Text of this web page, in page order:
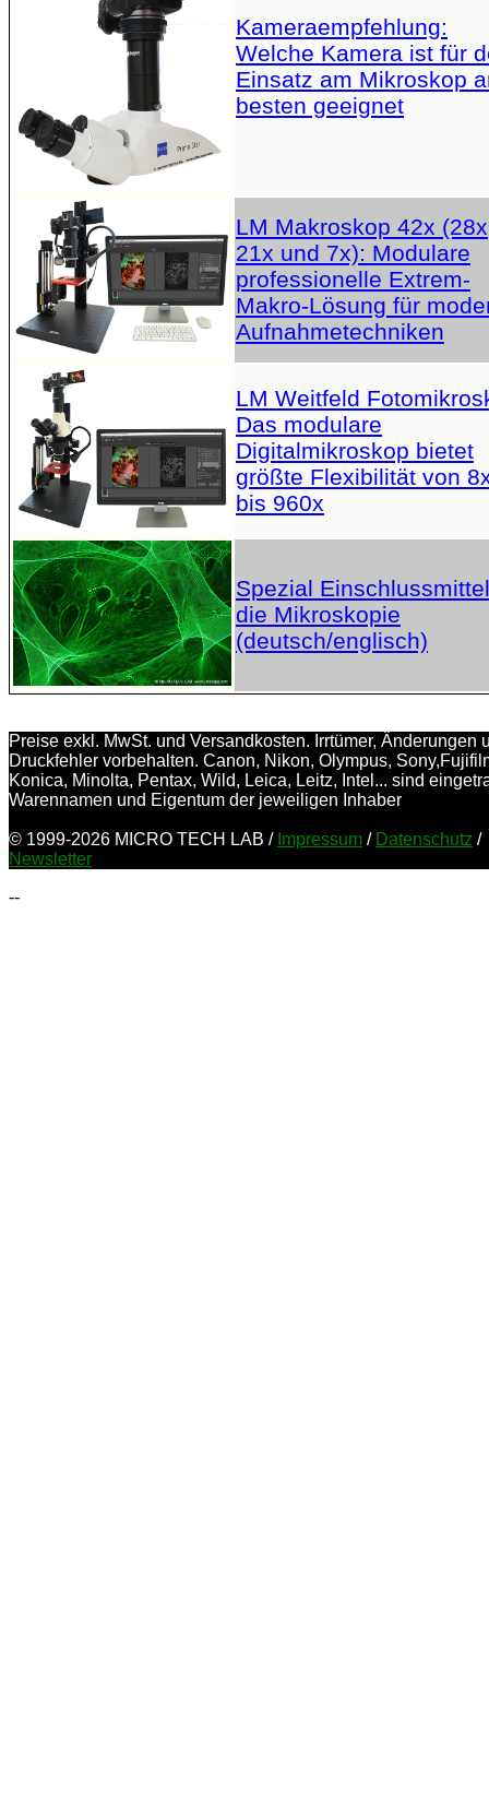
Kameraempfehlung:
Welche Kamera ist für
Einsatz am Mikroskop
besten geeignet
LM Makroskop 42x
21x und 7x): Modulare
professionelle Extrem-
Makro-Lösung für
Aufnahmetechniken
LM Weitfeld
Das modulare
Digitalmikroskop bietet
größte Flexibilität von
bis 960x
Spezial
die Mikroskopie
(deutsch/englisch)
Preise exkl. MwSt. und Versandkosten. Irrtümer, Änderungen
Druckfehler vorbehalten. Canon, Nikon, Olympus,
Konica, Minolta, Pentax, Wild, Leica, Leitz, Intel... sind
Warennamen und Eigentum der jeweiligen Inhaber
© 1999-2026 MICRO TECH LAB / Impressum / Datenschutz /
Newsletter
--